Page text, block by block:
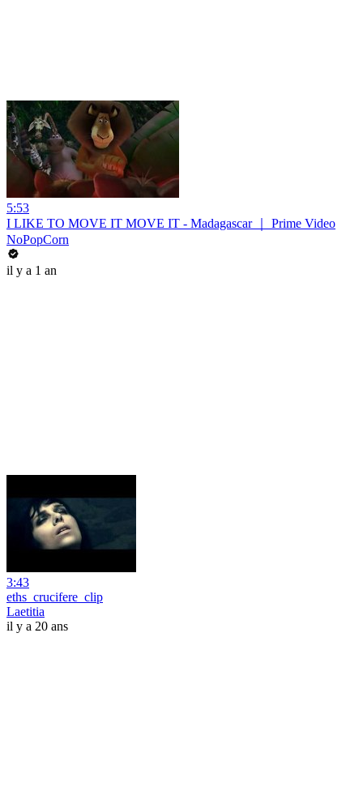
5:53
I LIKE TO MOVE IT MOVE IT - Madagascar ｜ Prime Video
NoPopCorn
il y a 1 an
3:43
eths_crucifere_clip
Laetitia
il y a 20 ans